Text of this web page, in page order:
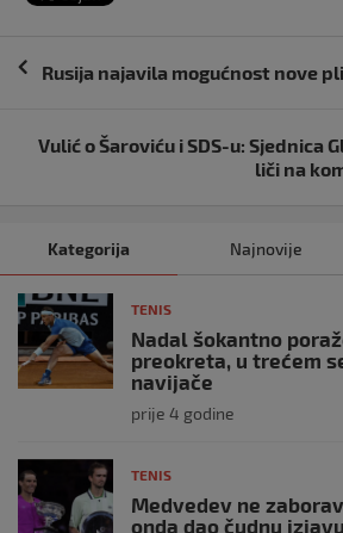
Navigacija
objava
Rusija najavila mogućnost nove
Vulić o Šaroviću i SDS-u: Sjednica
liči na
Kategorija Najnovije
TENIS
Nadal šokantno
preokreta, u trećem
navijače
prije 4 godine
TENIS
Medvedev ne
onda dao čudnu